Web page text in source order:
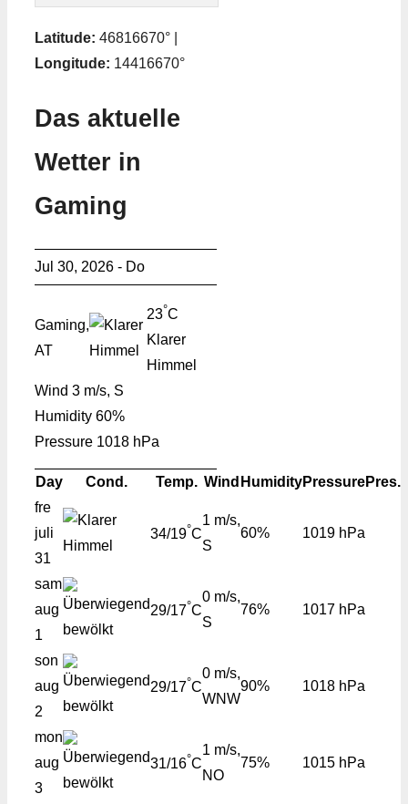
Latitude: 46816670° |
Longitude: 14416670°
Das aktuelle
Wetter in
Gaming
Jul 30, 2026 - Do
Gaming,
AT
23°C
Klarer
Himmel
Wind 3 m/s, S
Humidity 60%
Pressure 1018 hPa
Day Cond. Temp. Wind HumidityPressurePres.
fre
juli
31
34/19°C
1 m/s,
S
60% 1019 hPa
sam
aug
1
29/17°C
0 m/s,
S
76% 1017 hPa
son
aug
2
29/17°C
0 m/s,
WNW
90% 1018 hPa
mon
aug
3
31/16°C
1 m/s,
NO
75% 1015 hPa